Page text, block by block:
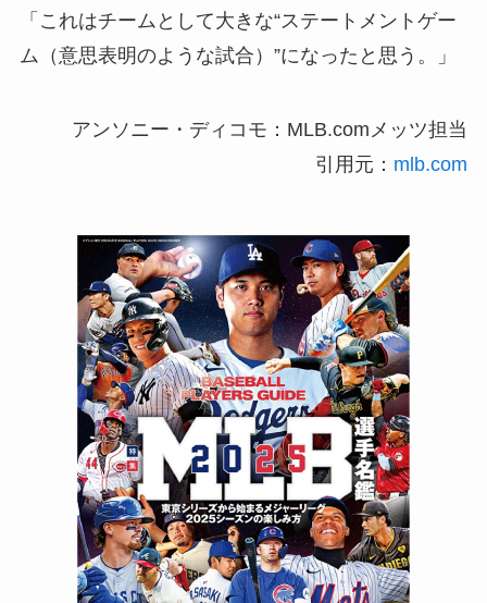
「これはチームとして大きな“ステートメントゲー
ム（意思表明のような試合）”になったと思う。」
アンソニー・ディコモ：MLB.comメッツ担当
引用元： mlb.com